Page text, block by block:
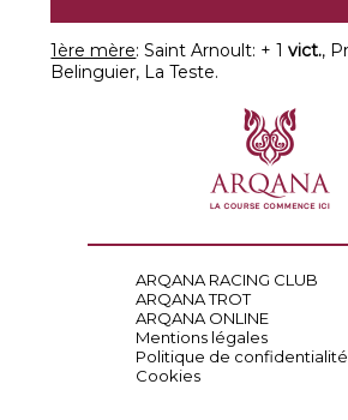
1ère mère: Saint Arnoult: + 1vict.,
Belinguier, La Teste.
ARQANA RACING CLUB
ARQANA TROT
ARQANA ONLINE
Mentions légales
Politique de confidentialité
Cookies